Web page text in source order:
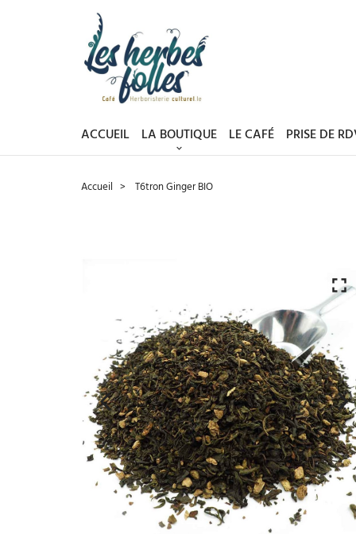
ACCUEIL LA BOUTIQUE LE CAFÉ PRISE DE
Accueil T6tron Ginger BIO